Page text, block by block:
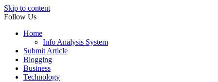
Skip to content
Follow Us
Home
Info Analysis System
Submit Article
Blogging
Business
Technology